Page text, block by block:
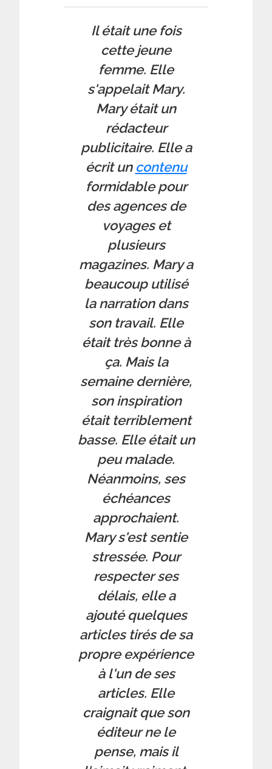
Il était une fois
cette jeune
femme. Elle
s'appelait Mary.
Mary était un
rédacteur
publicitaire. Elle a
écrit un contenu
formidable pour
des agences de
voyages et
plusieurs
magazines. Mary a
beaucoup utilisé
la narration dans
son travail. Elle
était très bonne à
ça. Mais la
semaine dernière,
son inspiration
était terriblement
basse. Elle était un
peu malade.
Néanmoins, ses
échéances
approchaient.
Mary s'est sentie
stressée. Pour
respecter ses
délais, elle a
ajouté quelques
articles tirés de sa
propre expérience
à l'un de ses
articles. Elle
craignait que son
éditeur ne le
pense, mais il